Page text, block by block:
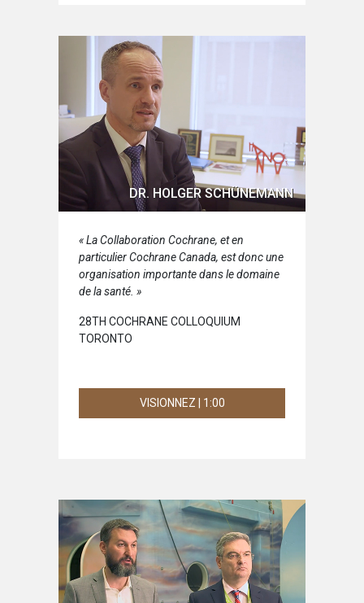
DR. HOLGER SCHÜNEMANN
« La Collaboration Cochrane, et en
particulier Cochrane Canada, est donc une
organisation importante dans le domaine
de la santé. »
28TH COCHRANE COLLOQUIUM
TORONTO
VISIONNEZ | 1:00